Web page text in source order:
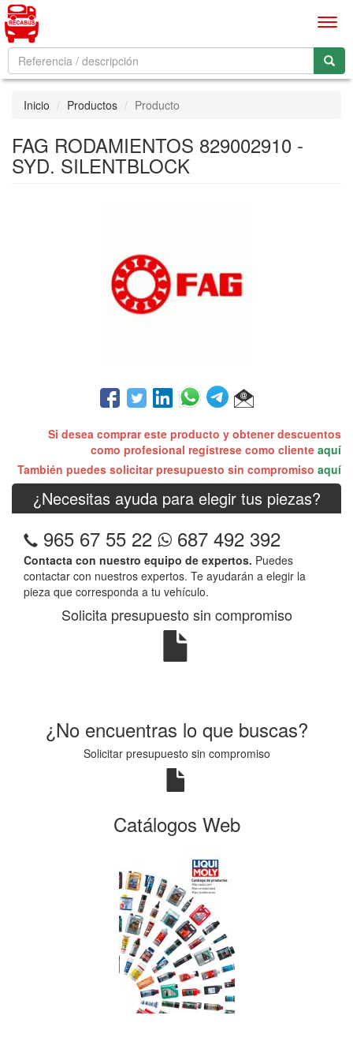
Inicio Productos Producto
FAG RODAMIENTOS 829002910 -
SYD. SILENTBLOCK
Si desea comprar este producto y obtener descuentos
como profesional regístrese como cliente aquí
También puedes solicitar presupuesto sin compromiso aquí
¿Necesitas ayuda para elegir tus piezas?
965 67 55 22 687 492 392
Contacta con nuestro equipo de expertos. Puedes
contactar con nuestros expertos. Te ayudarán a elegir la
pieza que corresponda a tu vehículo.
Solicita presupuesto sin compromiso
¿No encuentras lo que buscas?
Solicitar presupuesto sin compromiso
Catálogos Web